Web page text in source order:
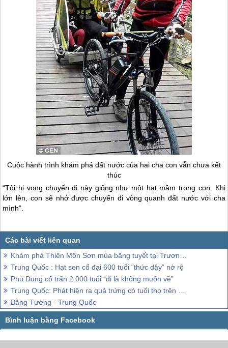
Cuộc hành trình khám phá đất nước của hai cha con vẫn chưa kết
thúc
“Tôi hi vọng chuyến đi này giống như một hạt mầm trong con. Khi
lớn lên, con sẽ nhớ được chuyến đi vòng quanh đất nước với cha
mình”.
Khám phá Thiên Môn Sơn mùa băng tuyết tại Trương Gia Giới
Trung Quốc : Hạt sen cổ đại 600 tuổi “thức dậy” nở rộ
Phù Dung cổ trấn 2.000 tuổi “đi là không muốn về”
Trung Quốc: Phát hiện ra quả trứng có tuổi thọ trên 2.000 năm
Bằng Tường - Trung Quốc